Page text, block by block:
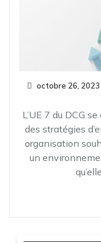
octobre 26, 2023
L’UE 7 du DCG
des stratégies
organisation
un